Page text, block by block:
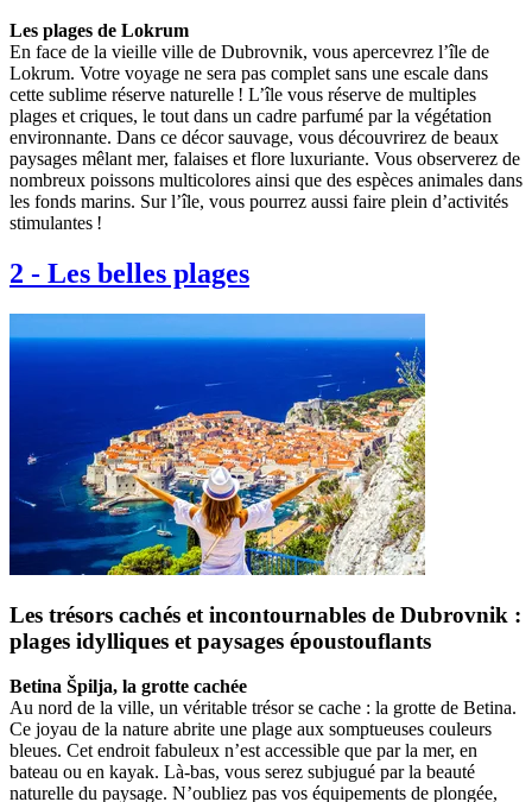
Les plages de Lokrum
En face de la vieille ville de Dubrovnik, vous apercevrez l’île de
Lokrum. Votre voyage ne sera pas complet sans une escale dans
cette sublime réserve naturelle ! L’île vous réserve de multiples
plages et criques, le tout dans un cadre parfumé par la végétation
environnante. Dans ce décor sauvage, vous découvrirez de beaux
paysages mêlant mer, falaises et flore luxuriante. Vous observerez de
nombreux poissons multicolores ainsi que des espèces animales dans
les fonds marins. Sur l’île, vous pourrez aussi faire plein d’activités
stimulantes !
2 - Les belles plages
Les trésors cachés et incontournables de Dubrovnik :
plages idylliques et paysages époustouflants
Betina Špilja, la grotte cachée
Au nord de la ville, un véritable trésor se cache : la grotte de Betina.
Ce joyau de la nature abrite une plage aux somptueuses couleurs
bleues. Cet endroit fabuleux n’est accessible que par la mer, en
bateau ou en kayak. Là-bas, vous serez subjugué par la beauté
naturelle du paysage. N’oubliez pas vos équipements de plongée,